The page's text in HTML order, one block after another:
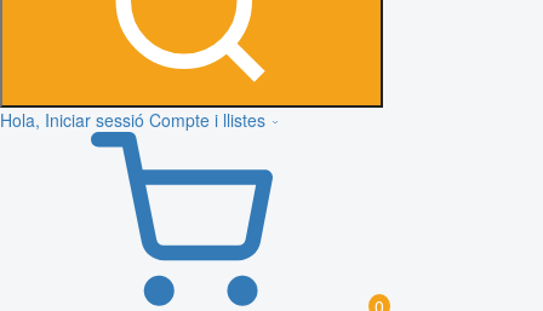
Hola, Iniciar sessió Compte i llistes